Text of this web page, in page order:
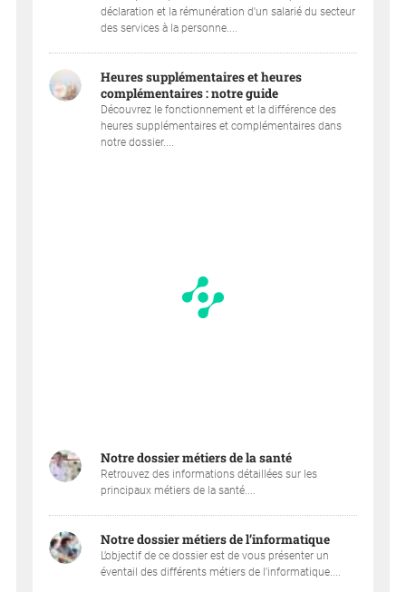
déclaration et la rémunération d'un salarié du secteur
des services à la personne....
Heures supplémentaires et heures
complémentaires : notre guide
Découvrez le fonctionnement et la différence des
heures supplémentaires et complémentaires dans
notre dossier....
Notre dossier métiers de la santé
Retrouvez des informations détaillées sur les
principaux métiers de la santé....
Notre dossier métiers de l’informatique
L’objectif de ce dossier est de vous présenter un
éventail des différents métiers de l'informatique....